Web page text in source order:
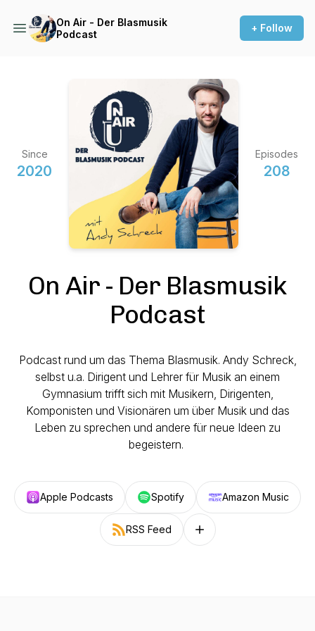
On Air - Der Blasmusik
Podcast
+ Follow
Since
2020
Episodes
208
On Air - Der Blasmusik
Podcast
Podcast rund um das Thema Blasmusik. Andy Schreck,
selbst u.a. Dirigent und Lehrer für Musik an einem
Gymnasium trifft sich mit Musikern, Dirigenten,
Komponisten und Visionären um über Musik und das
Leben zu sprechen und andere für neue Ideen zu
begeistern.
Apple Podcasts Spotify Amazon Music
RSS Feed Follow on other platforms